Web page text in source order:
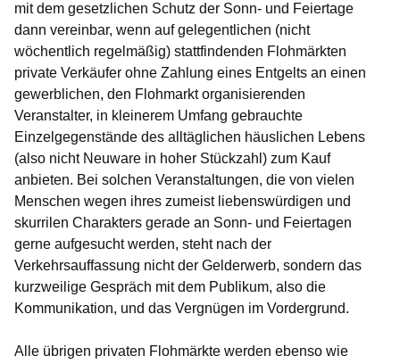
mit dem gesetzlichen Schutz der Sonn- und Feiertage
dann vereinbar, wenn auf gelegentlichen (nicht
wöchentlich regelmäßig) stattfindenden Flohmärkten
private Verkäufer ohne Zahlung eines Entgelts an einen
gewerblichen, den Flohmarkt organisierenden
Veranstalter, in kleinerem Umfang gebrauchte
Einzelgegenstände des alltäglichen häuslichen Lebens
(also nicht Neuware in hoher Stückzahl) zum Kauf
anbieten. Bei solchen Veranstaltungen, die von vielen
Menschen wegen ihres zumeist liebenswürdigen und
skurrilen Charakters gerade an Sonn- und Feiertagen
gerne aufgesucht werden, steht nach der
Verkehrsauffassung nicht der Gelderwerb, sondern das
kurzweilige Gespräch mit dem Publikum, also die
Kommunikation, und das Vergnügen im Vordergrund.
Alle übrigen privaten Flohmärkte werden ebenso wie